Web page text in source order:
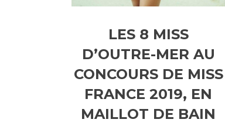
LES 8 MISS
D’OUTRE-MER AU
CONCOURS DE MISS
FRANCE 2019, EN
MAILLOT DE BAIN